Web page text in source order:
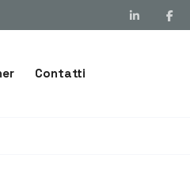
Contatti